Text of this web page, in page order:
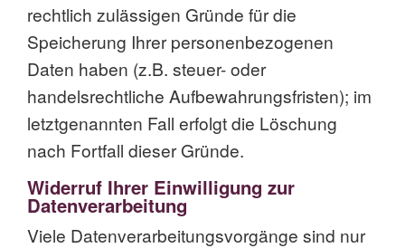
rechtlich zulässigen Gründe für die
Speicherung Ihrer personenbezogenen
Daten haben (z.B. steuer- oder
handelsrechtliche Aufbewahrungsfristen); im
letztgenannten Fall erfolgt die Löschung
nach Fortfall dieser Gründe.
Widerruf Ihrer Einwilligung zur
Datenverarbeitung
Viele Datenverarbeitungsvorgänge sind nur